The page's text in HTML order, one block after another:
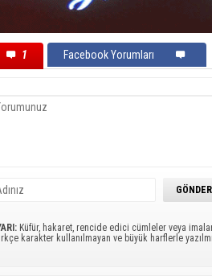
1 Facebook Yorumları
Küfür, hakaret, rencide edici cümleler veya
karakter kullanılmayan ve büyük harflerle